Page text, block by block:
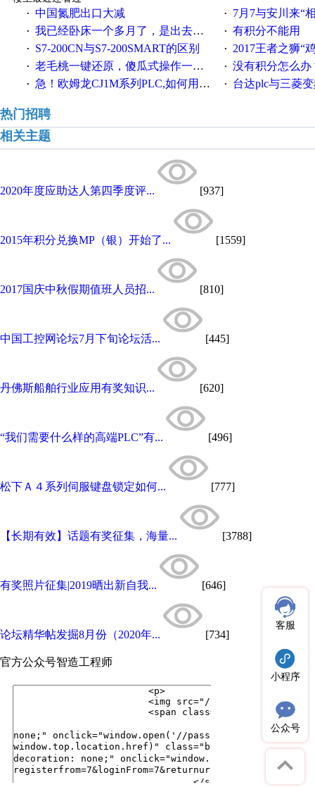
· 中国氮肥出口大减 · 7月7与安川来“
· 我已经卧床一个多月了，是出去安装机械手在高速遭遇车祸所致:大家工作都要特别注意啊 · 有积分不能用
· S7-200CN与S7-200SMART的区别 · 2017王者之狮“鸡”情签到
· 老毛桃一键还原，傻瓜式操作一键轻松备份还原；程序为向导式安装，一键即可实现自动备份或还原系统。 · 没有积分怎么办
· 急！欧姆龙CJ1M系列PLC,如何用时间控制变频器。要求时间在组态王中可以自由输入！拜托各位大神了！ · 台达plc与三菱
热门招聘
相关主题
2020年度应助达人第四季度评... [937]
2015年积分兑换MP（银）开始了... [1559]
2017国庆中秋假期值班人员招... [810]
中国工控网论坛7月下旬论坛活... [445]
丹佛斯船舶行业应用有奖知识... [620]
“我们需要什么样的高端PLC”有... [496]
松下Ａ４系列伺服键盘锁定如何... [777]
【长期有效】话题有奖征集，海量... [3788]
有奖照片征集|2019晒出新自我... [646]
论坛精华帖发掘8月份（2020年... [734]
官方公众号智造工程师
客服
小程序
公众号